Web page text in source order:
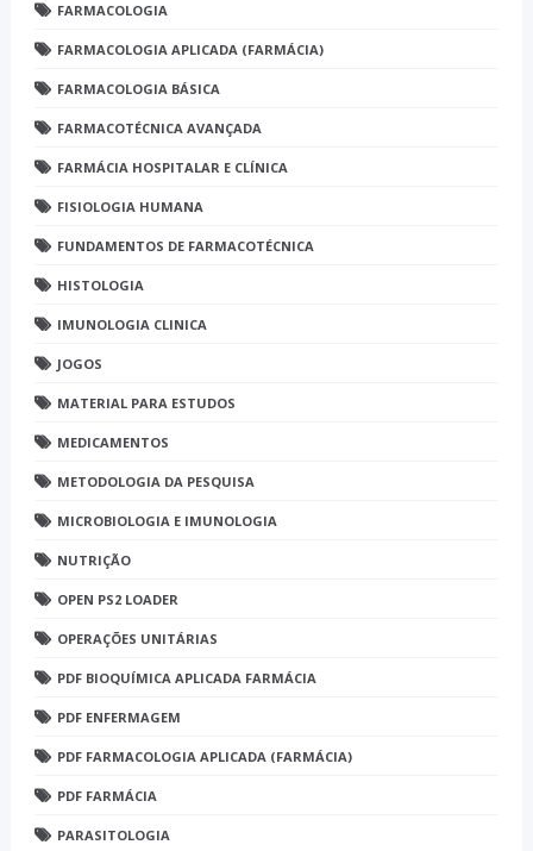
FARMACOLOGIA
FARMACOLOGIA APLICADA (FARMÁCIA)
FARMACOLOGIA BÁSICA
FARMACOTÉCNICA AVANÇADA
FARMÁCIA HOSPITALAR E CLÍNICA
FISIOLOGIA HUMANA
FUNDAMENTOS DE FARMACOTÉCNICA
HISTOLOGIA
IMUNOLOGIA CLINICA
JOGOS
MATERIAL PARA ESTUDOS
MEDICAMENTOS
METODOLOGIA DA PESQUISA
MICROBIOLOGIA E IMUNOLOGIA
NUTRIÇÃO
OPEN PS2 LOADER
OPERAÇÕES UNITÁRIAS
PDF BIOQUÍMICA APLICADA FARMÁCIA
PDF ENFERMAGEM
PDF FARMACOLOGIA APLICADA (FARMÁCIA)
PDF FARMÁCIA
PARASITOLOGIA